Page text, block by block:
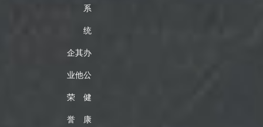
系
统
企
业
荣
誉
其
他
办
公
健
康